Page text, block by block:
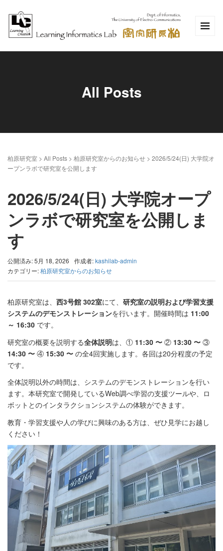
All Posts
柏原研究室 > All Posts > 柏原研究室からのお知らせ > 2026/5/24(日) 大学院オ
ープンラボで研究室を公開します
2026/5/24(日) 大学院オープ
ンラボで研究室を公開しま
す
公開済み: 5月 18, 2026 作成者:kashilab-admin
カテゴリー:柏原研究室からのお知らせ
柏原研究室は、 西3号館 302室にて、 研究室の説明および学習支援
システムのデモンストレーションを行います。開催時間は 11:00
～ 16:30 です。
研究室の概要を説明する全体説明は、① 11:30 〜 ② 13:30 〜 ③
14:30 〜 ④ 15:30 〜 の全4回実施します。各回は20分程度の予定
です。
全体説明以外の時間は、システムのデモンストレーションを行い
ます。本研究室で開発しているWeb調べ学習の支援ツールや、ロ
ボットとのインタラクションシステムの体験ができます。
教育・学習支援や人の学びに興味のある方は、ぜひ見学にお越し
ください！